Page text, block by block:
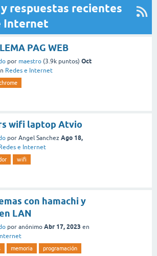
respuestas recientes
Internet
PAG WEB
por maestro (3.9k puntos) Oct
Redes e Internet
wifi laptop Atvio
por Angel Sanchez Ago 18,
e Internet
wifi
con hamachi y
LAN
por anónimo Abr 17, 2023 en
memoria programación